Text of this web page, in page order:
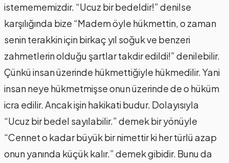
istemememizdir. “Ucuz bir bedeldir!” denilse
karşılığında bize “Madem öyle hükmettin, o zaman
senin terakkin için birkaç yıl soğuk ve benzeri
zahmetlerin olduğu şartlar takdir edildi!” denilebilir.
Çünkü insan üzerinde hükmettiğiyle hükmedilir. Yani
insan neye hükmetmişse onun üzerinde de o hüküm
icra edilir. Ancak işin hakikati budur. Dolayısıyla
“Ucuz bir bedel sayılabilir.” demek bir yönüyle
“Cennet o kadar büyük bir nimettir ki her türlü azap
onun yanında küçük kalır.” demek gibidir. Bunu da